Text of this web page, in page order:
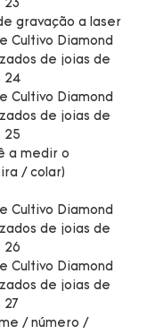
gravação a laser
a medir o
/ colar)
/ número /